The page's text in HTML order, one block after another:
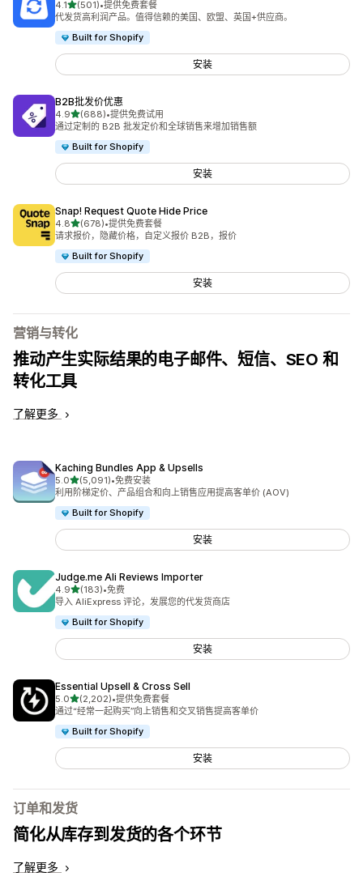
4.1星（满分 5 星）
(501)
总共 501 条评论
•提供免费套餐
代发货高利润产品。值得信赖的美国、欧盟、英国+供应商。
Built for Shopify
安装
B2B批发价优惠
4.9星（满分 5 星）
(688)
总共 688 条评论
•提供免费试用
通过定制的 B2B 批发定价和全球销售来增加销售额
Built for Shopify
安装
Snap! Request Quote Hide Price
4.8星（满分 5 星）
(678)
总共 678 条评论
•提供免费套餐
请求报价，隐藏价格，自定义报价 B2B，报价
Built for Shopify
安装
营销与转化
推动产生实际结果的电子邮件、短信、SEO 和
转化工具
了解更多
Kaching Bundles App & Upsells
5.0星（满分 5 星）
(5,091)
总共 5091 条评论
•免费安装
利用阶梯定价、产品组合和向上销售应用提高客单价 (AOV)
Built for Shopify
安装
Judge.me Ali Reviews Importer
4.9星（满分 5 星）
(183)
总共 183 条评论
•免费
导入 AliExpress 评论，发展您的代发货商店
Built for Shopify
安装
Essential Upsell & Cross Sell
5.0星（满分 5 星）
(2,202)
总共 2202 条评论
•提供免费套餐
通过“经常一起购买”向上销售和交叉销售提高客单价
Built for Shopify
安装
订单和发货
简化从库存到发货的各个环节
了解更多